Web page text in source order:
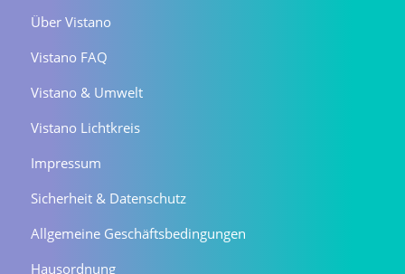
Über Vistano
Vistano FAQ
Vistano & Umwelt
Vistano Lichtkreis
Impressum
Sicherheit & Datenschutz
Allgemeine Geschäftsbedingungen
Hausordnung